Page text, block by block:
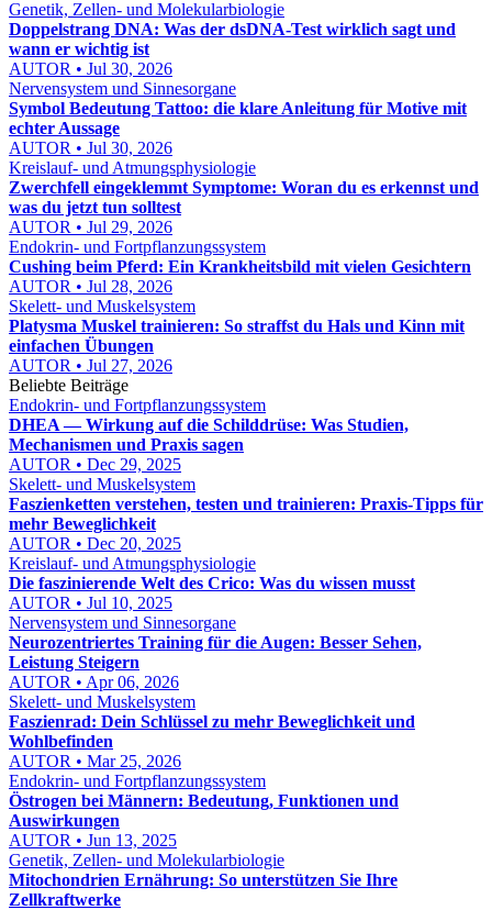
Genetik, Zellen- und Molekularbiologie
Doppelstrang DNA: Was der dsDNA-Test wirklich sagt und
wann er wichtig ist
AUTOR • Jul 30, 2026
Nervensystem und Sinnesorgane
Symbol Bedeutung Tattoo: die klare Anleitung für Motive mit
echter Aussage
AUTOR • Jul 30, 2026
Kreislauf- und Atmungsphysiologie
Zwerchfell eingeklemmt Symptome: Woran du es erkennst und
was du jetzt tun solltest
AUTOR • Jul 29, 2026
Endokrin- und Fortpflanzungssystem
Cushing beim Pferd: Ein Krankheitsbild mit vielen Gesichtern
AUTOR • Jul 28, 2026
Skelett- und Muskelsystem
Platysma Muskel trainieren: So straffst du Hals und Kinn mit
einfachen Übungen
AUTOR • Jul 27, 2026
Beliebte Beiträge
Endokrin- und Fortpflanzungssystem
DHEA — Wirkung auf die Schilddrüse: Was Studien,
Mechanismen und Praxis sagen
AUTOR • Dec 29, 2025
Skelett- und Muskelsystem
Faszienketten verstehen, testen und trainieren: Praxis‑Tipps für
mehr Beweglichkeit
AUTOR • Dec 20, 2025
Kreislauf- und Atmungsphysiologie
Die faszinierende Welt des Crico: Was du wissen musst
AUTOR • Jul 10, 2025
Nervensystem und Sinnesorgane
Neurozentriertes Training für die Augen: Besser Sehen,
Leistung Steigern
AUTOR • Apr 06, 2026
Skelett- und Muskelsystem
Faszienrad: Dein Schlüssel zu mehr Beweglichkeit und
Wohlbefinden
AUTOR • Mar 25, 2026
Endokrin- und Fortpflanzungssystem
Östrogen bei Männern: Bedeutung, Funktionen und
Auswirkungen
AUTOR • Jun 13, 2025
Genetik, Zellen- und Molekularbiologie
Mitochondrien Ernährung: So unterstützen Sie Ihre
Zellkraftwerke